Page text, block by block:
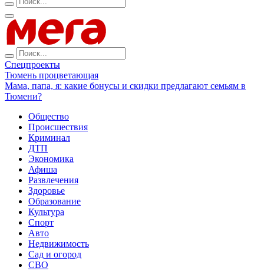
Спецпроекты
Тюмень процветающая
Мама, папа, я: какие бонусы и скидки предлагают семьям в
Тюмени?
Общество
Происшествия
Криминал
ДТП
Экономика
Афиша
Развлечения
Здоровье
Образование
Культура
Спорт
Авто
Недвижимость
Сад и огород
СВО